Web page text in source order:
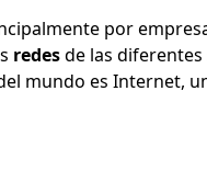
por
redesde las diferentes
mundo es Internet,